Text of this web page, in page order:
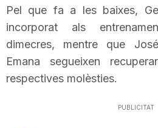
Pel que fa a les baixes,
incorporat als
dimecres, mentre que
Emana segueixen
respectives molèsties.
PUBLICITAT